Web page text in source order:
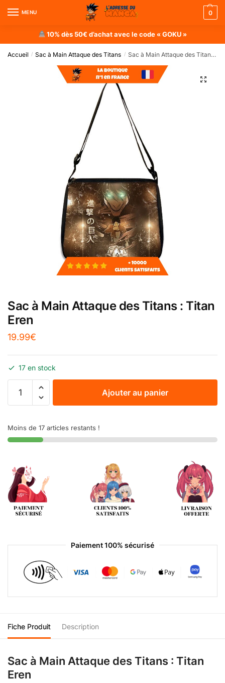
MENU 0
10% dès 50€ d’achat avec le code « GOKU »
Accueil / Sac à Main Attaque des Titans / Sac à Main Attaque des Titans : Titan Eren
Sac à Main Attaque des Titans : Titan
Eren
19.99€
17 en stock
Ajouter au panier
Moins de 17 articles restants !
Paiement 100% sécurisé
Fiche Produit Description
Sac à Main Attaque des Titans : Titan
Eren